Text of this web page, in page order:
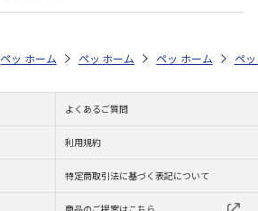
フード フード（小動物用） ウサギ ラ
ペットストア フード フード（小動物用）
ホーム ペットストア フード フード
ホーム ペットストア フ
ホーム ペ
よくあるご質問
利用規約
特定商取引法に基づく表記について